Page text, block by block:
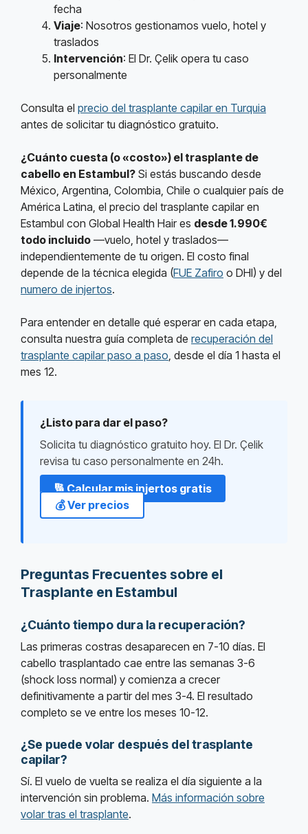
fecha
Viaje: Nosotros gestionamos vuelo, hotel y
traslados
Intervención: El Dr. Çelik opera tu caso
personalmente
Consulta el precio del trasplante capilar en Turquia
antes de solicitar tu diagnóstico gratuito.
¿Cuánto cuesta (o «costo») el trasplante de
cabello en Estambul? Si estás buscando desde
México, Argentina, Colombia, Chile o cualquier país de
América Latina, el precio del trasplante capilar en
Estambul con Global Health Hair es desde 1.990€
todo incluido —vuelo, hotel y traslados—
independientemente de tu origen. El costo final
depende de la técnica elegida (FUE Zafiro o DHI) y del
numero de injertos.
Para entender en detalle qué esperar en cada etapa,
consulta nuestra guía completa de recuperación del
trasplante capilar paso a paso , desde el día 1 hasta el
mes 12.
¿Listo para dar el paso?
Solicita tu diagnóstico gratuito hoy. El Dr. Çelik
revisa tu caso personalmente en 24h.
🔢 Calcular mis injertos gratis
💰 Ver precios
Preguntas Frecuentes sobre el
Trasplante en Estambul
¿Cuánto tiempo dura la recuperación?
Las primeras costras desaparecen en 7-10 días. El
cabello trasplantado cae entre las semanas 3-6
(shock loss normal) y comienza a crecer
definitivamente a partir del mes 3-4. El resultado
completo se ve entre los meses 10-12.
¿Se puede volar después del trasplante
capilar?
Sí. El vuelo de vuelta se realiza el día siguiente a la
intervención sin problema. Más información sobre
volar tras el trasplante.